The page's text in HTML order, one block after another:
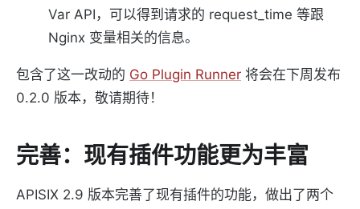
Var API，可以得到请求的 request_time 等跟
Nginx 变量相关的信息。
包含了这一改动的 Go Plugin Runner 将会在下周发布
0.2.0 版本，敬请期待！
完善：现有插件功能更为丰富
APISIX 2.9 版本完善了现有插件的功能，做出了两个